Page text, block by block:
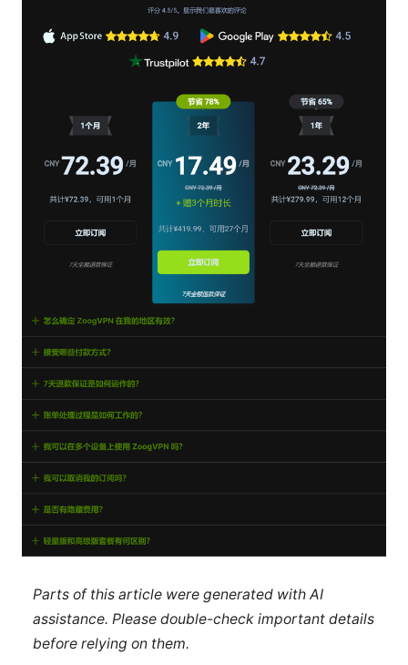
Parts of this article were generated with AI
assistance. Please double-check important details
before relying on them.